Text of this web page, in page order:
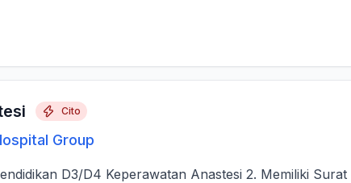
Cito
Group
D3/D4 Keperawatan Anastesi 2. Memiliki